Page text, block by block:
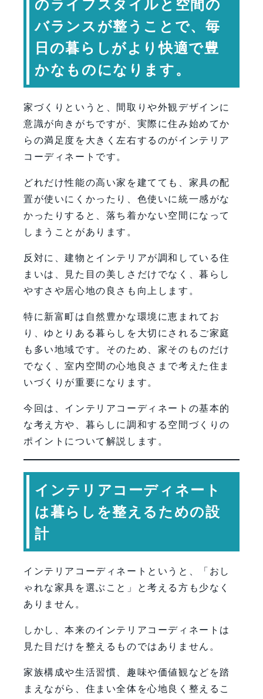
心地良い空間づくりのポイント
暮らしに合ったスタイル選びが満足度
を高める
インテリアは住み始めてからも育てて
いける
まとめ：暮らしに調和するインテリア
が心地良い住まいをつくる
FAQ
【会社情報・お問い合わせ】
のライフスタイルと空間の
バランスが整うことで、毎
日の暮らしがより快適で豊
かなものになります。
家づくりというと、間取りや外観デザインに
意識が向きがちですが、実際に住み始めてか
らの満足度を大きく左右するのがインテリア
コーディネートです。
どれだけ性能の高い家を建てても、家具の配
置が使いにくかったり、色使いに統一感がな
かったりすると、落ち着かない空間になって
しまうことがあります。
反対に、建物とインテリアが調和している住
まいは、見た目の美しさだけでなく、暮らし
やすさや居心地の良さも向上します。
特に新富町は自然豊かな環境に恵まれてお
り、ゆとりある暮らしを大切にされるご家庭
も多い地域です。そのため、家そのものだけ
でなく、室内空間の心地良さまで考えた住ま
いづくりが重要になります。
今回は、インテリアコーディネートの基本的
な考え方や、暮らしに調和する空間づくりの
ポイントについて解説します。
インテリアコーディネート
は暮らしを整えるための設
計
インテリアコーディネートというと、「おし
ゃれな家具を選ぶこと」と考える方も少なく
ありません。
しかし、本来のインテリアコーディネートは
見た目だけを整えるものではありません。
家族構成や生活習慣、趣味や価値観などを踏
まえながら、住まい全体を心地良く整えるこ